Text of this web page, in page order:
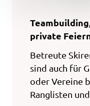
private
Betreute
sind auch für
oder Vereine
Ranglisten